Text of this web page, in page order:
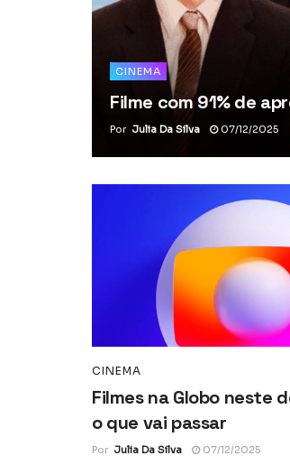
CINEMA
Filme com 91% de
Por Julia Da Silva 07/12/2025
CINEMA
Filmes na Globo neste
o que vai passar
Por Julia Da Silva 07/12/2025